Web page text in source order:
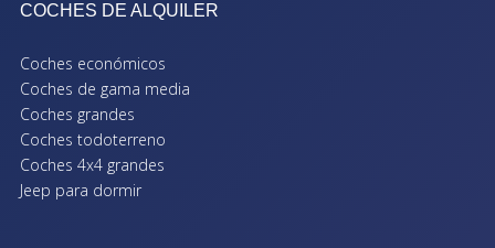
COCHES DE ALQUILER
Coches económicos
Coches de gama media
Coches grandes
Coches todoterreno
Coches 4x4 grandes
Jeep para dormir